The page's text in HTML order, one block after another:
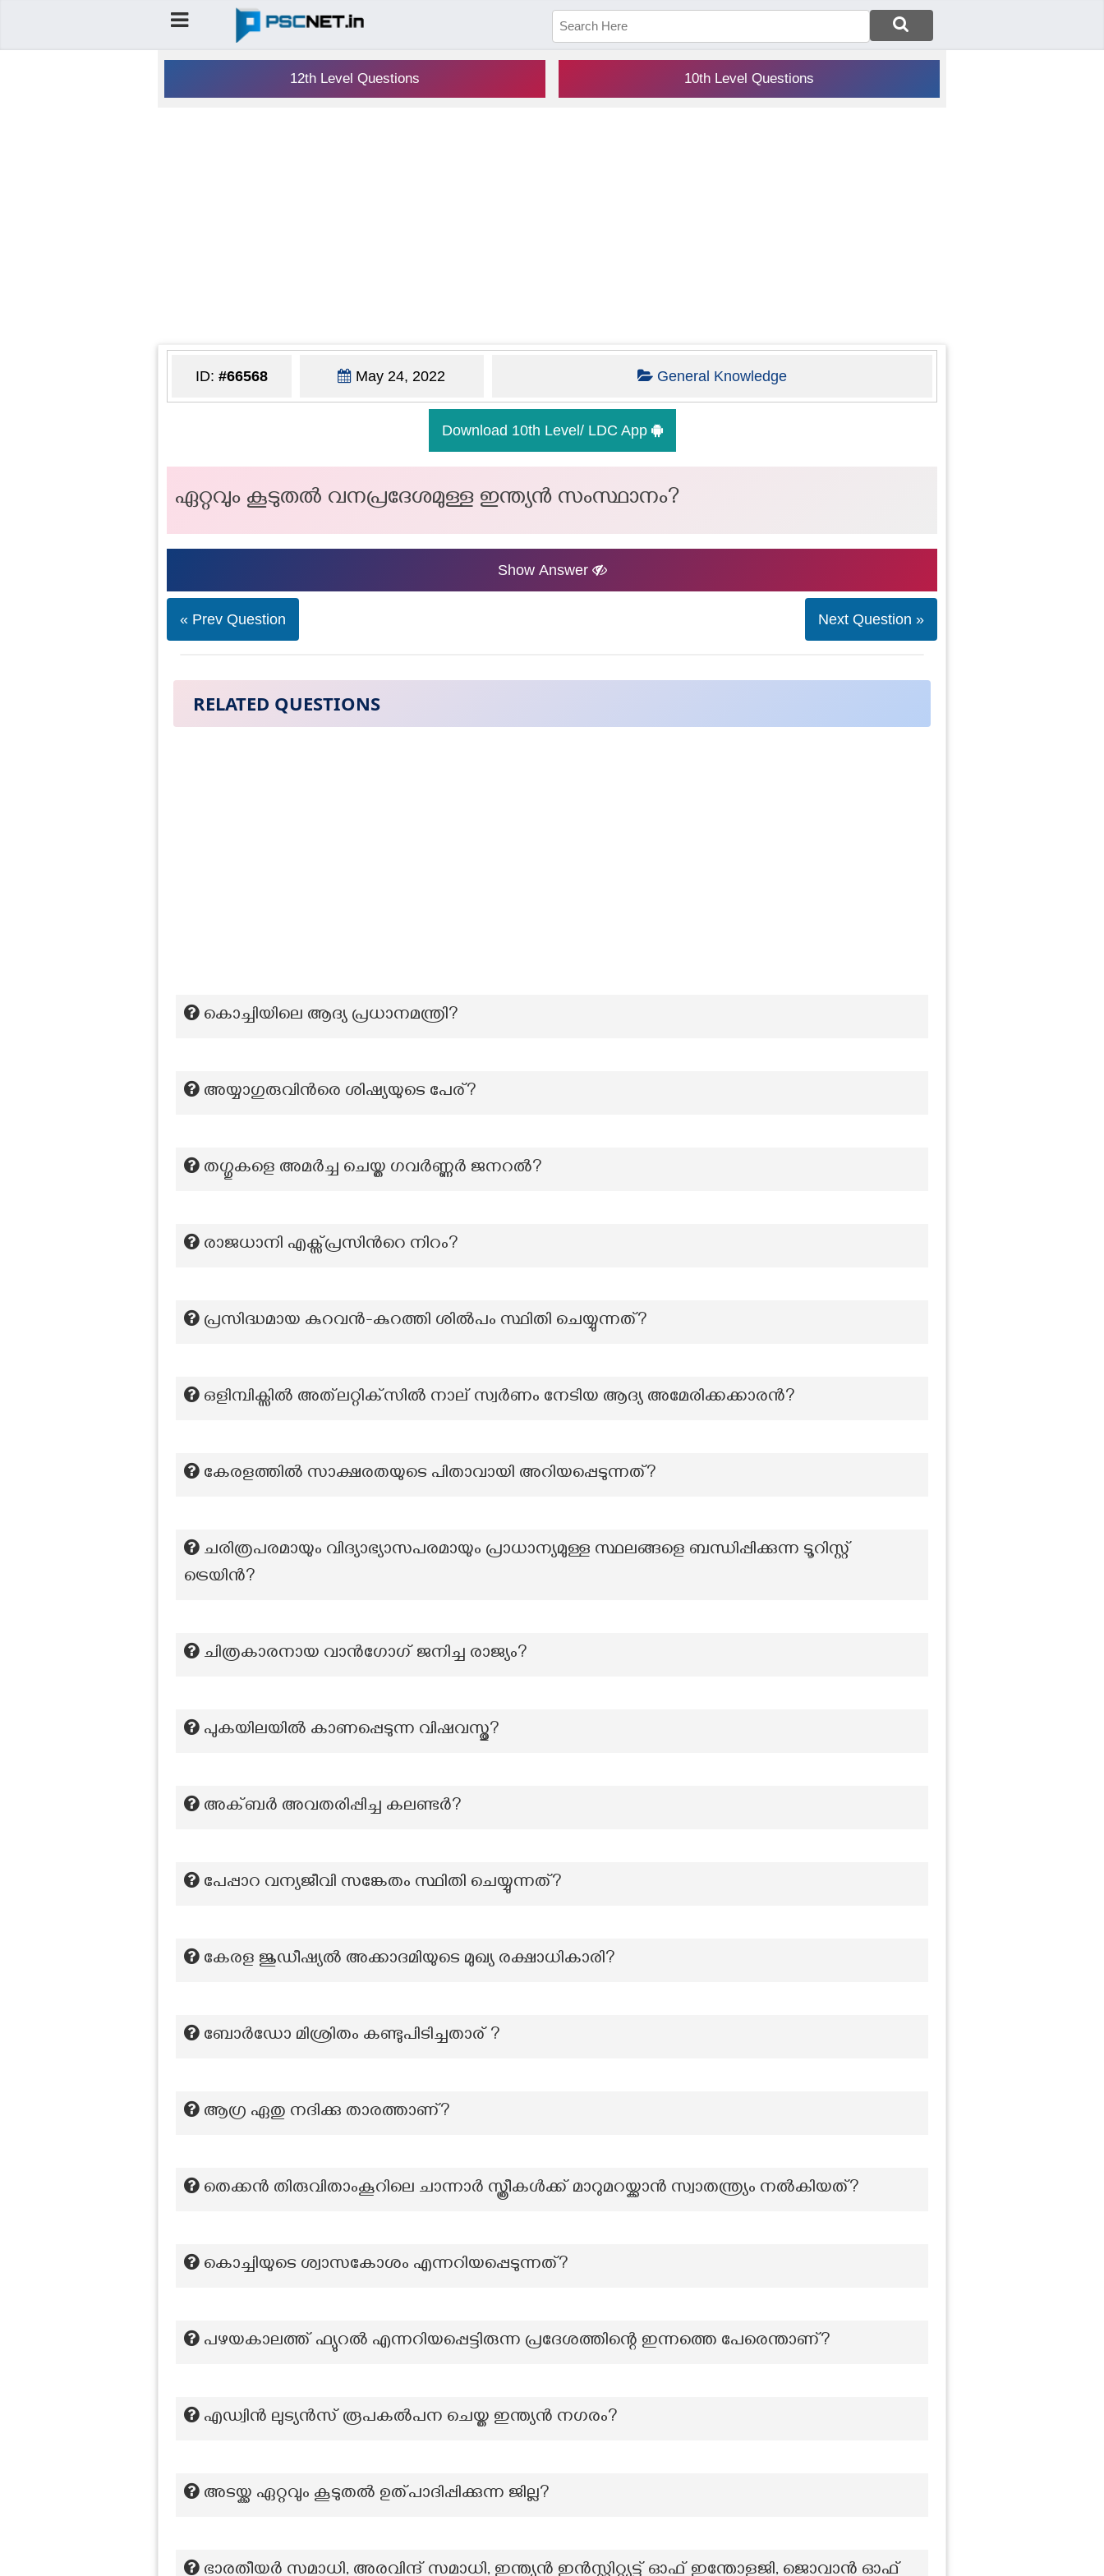
12th Level Questions 10th Level Questions
ID: #66568 May 24, 2022 General Knowledge
Download 10th Level/ LDC App
ഏറ്റവും കൂടുതൽ വനപ്രദേശമുള്ള ഇന്ത്യൻ സംസ്ഥാനം?
Show Answer
« Prev Question Next Question »
RELATED QUESTIONS
കൊച്ചിയിലെ ആദ്യ പ്രധാനമന്ത്രി?
അയ്യാഗുരുവിന്‍രെ ശിഷ്യയുടെ പേര്?
തഗ്ഗുകളെ അമർച്ച ചെയ്ത ഗവർണ്ണർ ജനറൽ?
രാജധാനി എക്സ്പ്രസിന്‍റെ നിറം?
പ്രസിദ്ധമായ കുറവന്‍-കുറത്തി ശില്‍പം സ്ഥിതി ചെയ്യുന്നത്?
ഒളിമ്പിക്സിൽ അത്‌ലറ്റിക്‌സിൽ നാല് സ്വർണം നേടിയ ആദ്യ അമേരിക്കക്കാരൻ?
കേരളത്തിൽ സാക്ഷരതയുടെ പിതാവായി അറിയപ്പെടുന്നത്?
ചരിത്രപരമായും വിദ്യാഭ്യാസപരമായും പ്രാധാന്യമുള്ള സ്ഥലങ്ങളെ ബന്ധിപ്പിക്കുന്ന ടൂറിസ്റ്റ്
ട്രെയിൻ?
ചിത്രകാരനായ വാൻഗോഗ് ജനിച്ച രാജ്യം?
പുകയിലയില്‍ കാണപ്പെടുന്ന വിഷവസ്തു?
അക്ബർ അവതരിപ്പിച്ച കലണ്ടർ?
പേപ്പാറ വന്യജീവി സങ്കേതം സ്ഥിതി ചെയ്യുന്നത്?
കേരള ജുഡീഷ്യല്‍ അക്കാദമിയുടെ മുഖ്യ രക്ഷാധികാരി?
ബോർഡോ മിശ്രിതം കണ്ടുപിടിച്ചതാര് ?
ആഗ്ര ഏതു നദിക്കു താരത്താണ്?
തെക്കൻ തിരുവിതാംകൂറിലെ ചാന്നാർ സ്ത്രീകൾക്ക് മാറുമറയ്ക്കാൻ സ്വാതന്ത്യ്രം നൽകിയത്?
കൊച്ചിയുടെ ശ്വാസകോശം എന്നറിയപ്പെടുന്നത്?
പഴയകാലത്ത് ഫ്യുറൽ എന്നറിയപ്പെട്ടിരുന്ന പ്രദേശത്തിന്റെ ഇന്നത്തെ പേരെന്താണ്?
എഡ്വിൻ ലുട്യൻസ് രൂപകൽപന ചെയ്ത ഇന്ത്യൻ നഗരം?
അടയ്ക്ക ഏറ്റവും കൂടുതൽ ഉത്പാദിപ്പിക്കുന്ന ജില്ല?
ഭാരതീയർ സമാധി, അരവിന്ദ് സമാധി, ഇന്ത്യൻ ഇൻസ്റ്റിറ്റ്യൂട്ട് ഓഫ് ഇന്തോളജി, ജൊവാൻ ഓഫ്